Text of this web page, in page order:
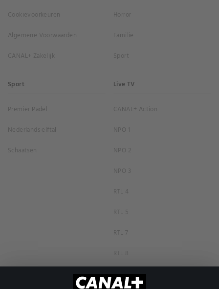
Cookievoorkeuren
Algemene Voorwaarden
CANAL+ Zakelijk
Horror
Familie
Sport
Sport
Premier Padel
Nederlands elftal
Schaatsen
Live TV
CANAL+ Action
NPO 1
NPO 2
NPO 3
RTL 4
RTL 5
RTL 7
RTL 8
RTL Z